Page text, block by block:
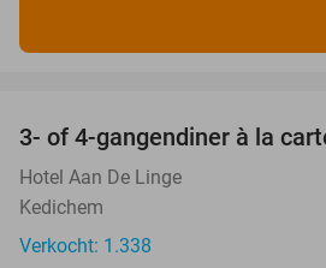
3- of 4-gangendiner à la
Hotel Aan De Linge
Kedichem
Verkocht: 1.338